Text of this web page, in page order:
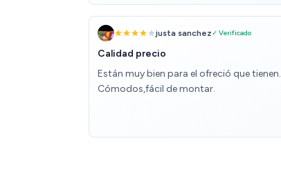
justa sanchez✓ Verificado
Calidad precio
Están muy bien para el ofreció que tienen.
Cómodos,fácil de montar.